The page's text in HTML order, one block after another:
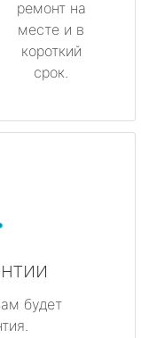
ремонт на
месте и в
короткий
срок.
будет